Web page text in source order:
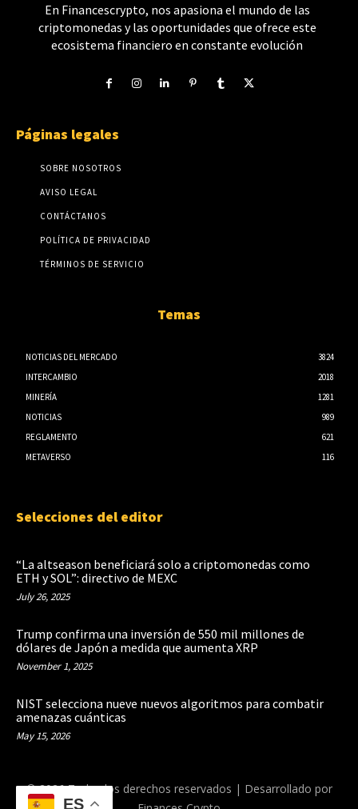
En Financescrypto, nos apasiona el mundo de las
criptomonedas y las oportunidades que ofrece este
ecosistema financiero en constante evolución
Páginas legales
SOBRE NOSOTROS
AVISO LEGAL
CONTÁCTANOS
POLÍTICA DE PRIVACIDAD
TÉRMINOS DE SERVICIO
Temas
NOTICIAS DEL MERCADO
3824
INTERCAMBIO
2018
MINERÍA
1281
NOTICIAS
989
REGLAMENTO
621
METAVERSO
116
Selecciones del editor
“La altseason beneficiará solo a criptomonedas como
ETH y SOL”: directivo de MEXC
July 26, 2025
Trump confirma una inversión de 550 mil millones de
dólares de Japón a medida que aumenta XRP
November 1, 2025
NIST selecciona nueve nuevos algoritmos para combatir
amenazas cuánticas
May 15, 2026
© 2026 Todos los derechos reservados | Desarrollado por
ES